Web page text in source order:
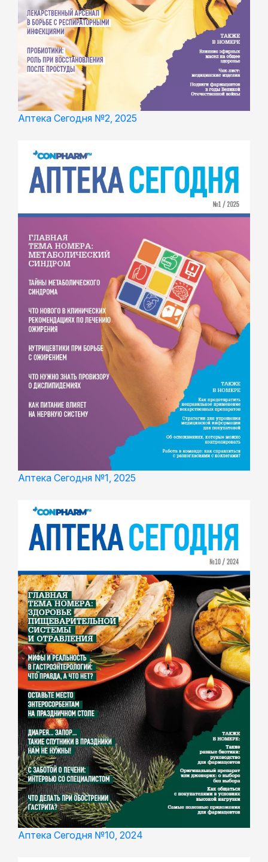
Аптека Сегодня №2, 2025
Аптека Сегодня №1, 2025
Аптека Сегодня №10, 2024